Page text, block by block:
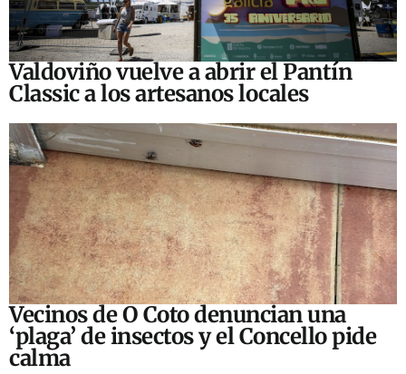
Valdoviño vuelve a abrir el Pantín
Classic a los artesanos locales
Vecinos de O Coto denuncian una
‘plaga’ de insectos y el Concello pide
calma